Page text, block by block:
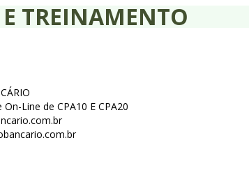
E TREINAMENTO
Line de CPA10 E CPA20